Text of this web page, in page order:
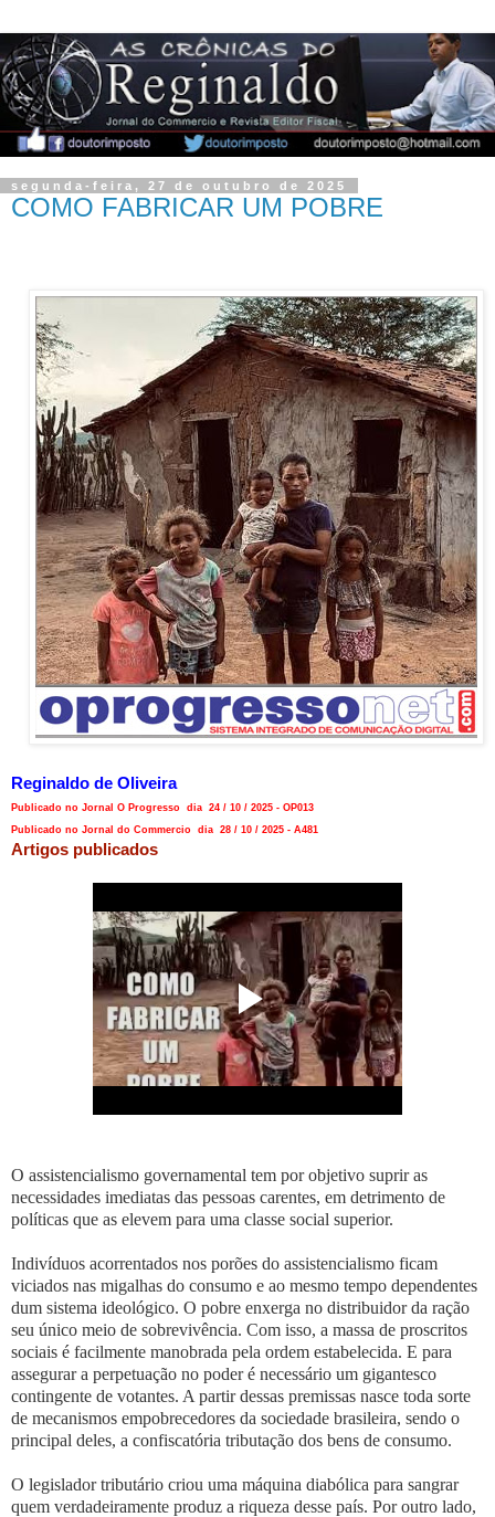
segunda-feira, 27 de outubro de 2025
COMO FABRICAR UM POBRE
Reginaldo de Oliveira
Publicado no Jornal O Progresso dia 24 / 10 / 2025 - OP013
Publicado no Jornal do Commercio dia 28 / 10 / 2025 - A481
Artigos publicados
O assistencialismo governamental tem por objetivo suprir as
necessidades imediatas das pessoas carentes, em detrimento de
políticas que as elevem para uma classe social superior.
Indivíduos acorrentados nos porões do assistencialismo ficam
viciados nas migalhas do consumo e ao mesmo tempo dependentes
dum sistema ideológico. O pobre enxerga no distribuidor da ração
seu único meio de sobrevivência. Com isso, a massa de proscritos
sociais é facilmente manobrada pela ordem estabelecida. E para
assegurar a perpetuação no poder é necessário um gigantesco
contingente de votantes. A partir dessas premissas nasce toda sorte
de mecanismos empobrecedores da sociedade brasileira, sendo o
principal deles, a confiscatória tributação dos bens de consumo.
O legislador tributário criou uma máquina diabólica para sangrar
quem verdadeiramente produz a riqueza desse país. Por outro lado,